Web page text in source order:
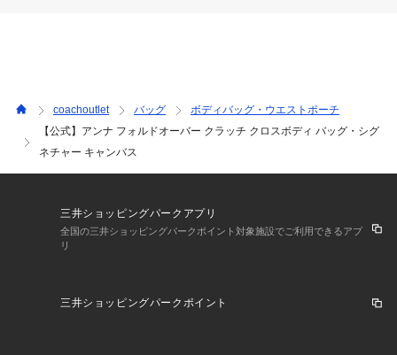
に揃えており、バッグ、財布、革小物、シューズ、ウェア、な
どのライフスタイルを提案するアイテムをお求めいただけま
す。
coachoutlet バッグ
ボディバッグ・ウエストポーチ
【公式】アンナ フォルドオーバー クラッチ クロスボディ バッグ・シグ
ネチャー キャンバス
三井ショッピングパークアプリ
全国の三井ショッピングパークポイント対象施設でご利用できるアプ
リ
三井ショッピングパークポイント